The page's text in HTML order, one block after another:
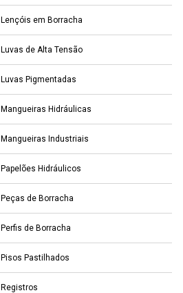
Lençóis em Borracha
Luvas de Alta Tensão
Luvas Pigmentadas
Mangueiras Hidráulicas
Mangueiras Industriais
Papelões Hidráulicos
Peças de Borracha
Perfis de Borracha
Pisos Pastilhados
Registros